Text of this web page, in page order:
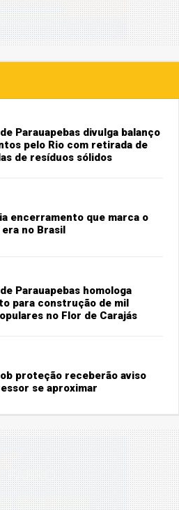
Parauapebas divulga balanço
pelo Rio com retirada de
de resíduos sólidos
encerramento que marca o
no Brasil
Parauapebas homologa
para construção de mil
no Flor de Carajás
proteção receberão aviso
se aproximar